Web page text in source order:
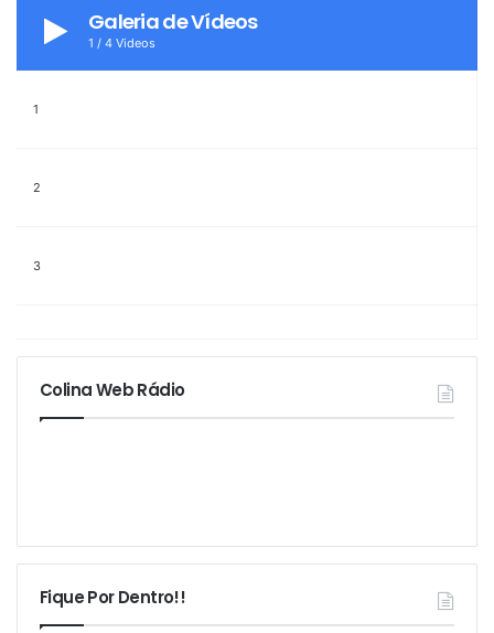
Galeria de Vídeos
1 / 4 Videos
1
2
3
Colina Web Rádio
Fique Por Dentro!!